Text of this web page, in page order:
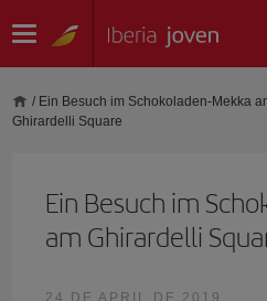
/ Ein Besuch im Schokoladen-Mekka
Ghirardelli Square
Ein Besuch im
am Ghirardelli
24 DE APRIL DE 2019